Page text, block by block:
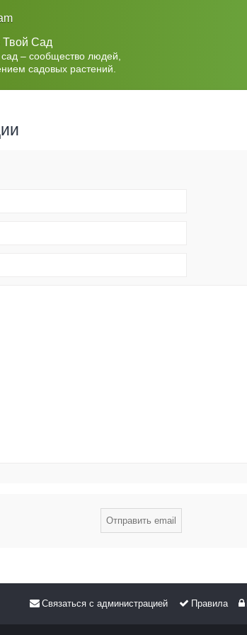
Твой Сад
– сообщество людей,
садовых растений.
Правила
Связаться с администрацией